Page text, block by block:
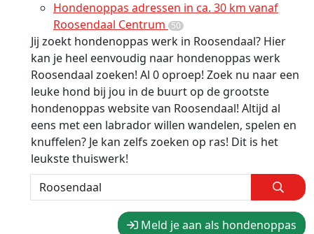
Hondenoppas adressen in ca. 30 km vanaf
Roosendaal Centrum 50
Jij zoekt hondenoppas werk in Roosendaal? Hier
kan je heel eenvoudig naar hondenoppas werk
Roosendaal zoeken! Al 0 oproep! Zoek nu naar een
leuke hond bij jou in de buurt op de grootste
hondenoppas website van Roosendaal! Altijd al
eens met een labrador willen wandelen, spelen en
knuffelen? Je kan zelfs zoeken op ras! Dit is het
leukste thuiswerk!
Meld je aan als hondenoppas